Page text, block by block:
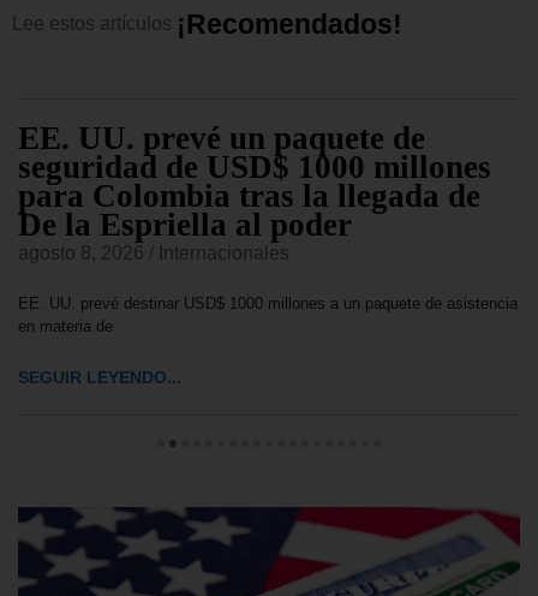
Lee estos artículos ¡Recomendados!
EE. UU. prevé un paquete de
seguridad de USD$ 1000 millones
para Colombia tras la llegada de
De la Espriella al poder
agosto 8, 2026 Internacionales
EE. UU. prevé destinar USD$ 1000 millones a un paquete de asistencia
en materia de
SEGUIR LEYENDO...